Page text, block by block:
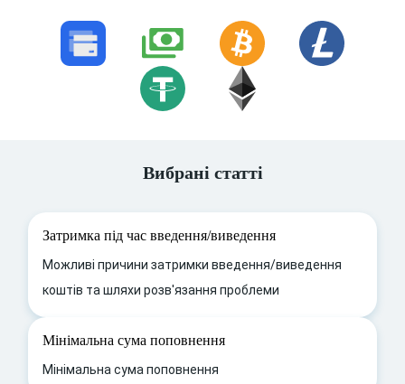
Вибрані статті
Затримка під час введення/виведення
Можливі причини затримки введення/виведення
коштів та шляхи розв'язання проблеми
Мінімальна сума поповнення
Мінімальна сума поповнення